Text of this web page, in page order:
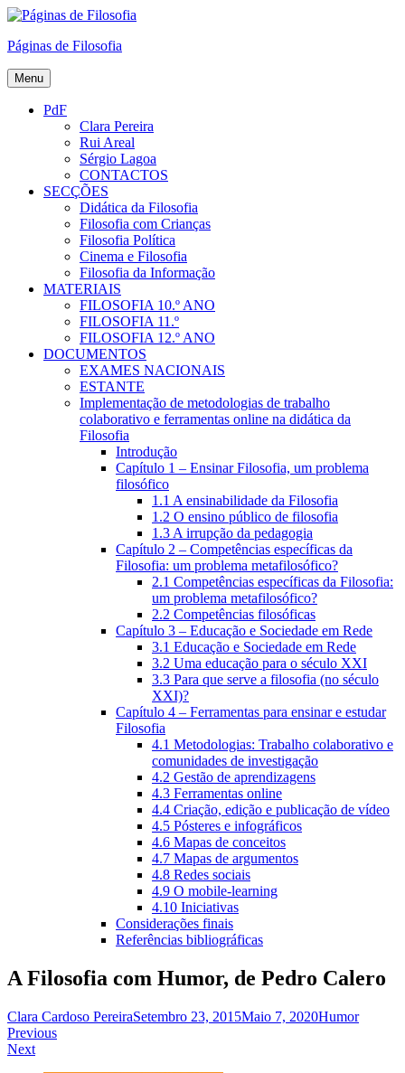
Skip
content
Páginas de Filosofia
Menu
PdF
Clara Pereira
Rui Areal
Sérgio Lagoa
CONTACTOS
SECÇÕES
Didática da Filosofia
Filosofia com Crianças
Filosofia Política
Cinema e Filosofia
Filosofia da Informação
MATERIAIS
FILOSOFIA 10.º ANO
FILOSOFIA 11.º
FILOSOFIA 12.º ANO
DOCUMENTOS
EXAMES NACIONAIS
ESTANTE
Implementação de metodologias de trabalho
colaborativo e ferramentas online na didática da
Filosofia
Introdução
Capítulo 1 – Ensinar Filosofia, um problema
filosófico
1.1 A ensinabilidade da Filosofia
1.2 O ensino público de filosofia
1.3 A irrupção da pedagogia
Capítulo 2 – Competências específicas da
Filosofia: um problema metafilosófico?
2.1 Competências específicas da Filosofia:
um problema metafilosófico?
2.2 Competências filosóficas
Capítulo 3 – Educação e Sociedade em Rede
3.1 Educação e Sociedade em Rede
3.2 Uma educação para o século XXI
3.3 Para que serve a filosofia (no século
XXI)?
Capítulo 4 – Ferramentas para ensinar e estudar
Filosofia
4.1 Metodologias: Trabalho colaborativo e
comunidades de investigação
4.2 Gestão de aprendizagens
4.3 Ferramentas online
4.4 Criação, edição e publicação de vídeo
4.5 Pósteres e infográficos
4.6 Mapas de conceitos
4.7 Mapas de argumentos
4.8 Redes sociais
4.9 O mobile-learning
4.10 Iniciativas
Considerações finais
Referências bibliográficas
A Filosofia com Humor, de Pedro Calero
Clara Cardoso PereiraSetembro 23, 2015Maio 7, 2020Humor
Navegação
de
Previous
Next